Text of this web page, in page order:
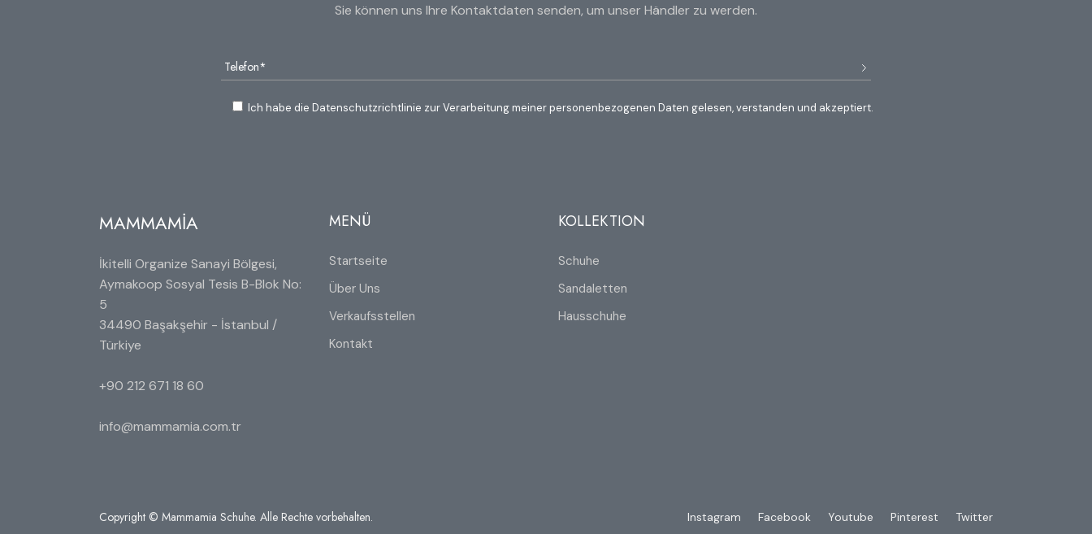
Sie können uns Ihre Kontaktdaten senden, um unser Händler zu werden.
Ich habe die Datenschutzrichtlinie zur Verarbeitung meiner personenbezogenen Daten gelesen, verstanden und akzeptiert.
MAMMAMİA
İkitelli Organize Sanayi Bölgesi,
Aymakoop Sosyal Tesis B-Blok No:
5
34490 Başakşehir - İstanbul /
Türkiye
+90 212 671 18 60
info@mammamia.com.tr
MENÜ
Startseite
Über Uns
Verkaufsstellen
Kontakt
KOLLEKTION
Schuhe
Sandaletten
Hausschuhe
Copyright © Mammamia Schuhe. Alle Rechte vorbehalten. Instagram Facebook Youtube Pinterest Twitter